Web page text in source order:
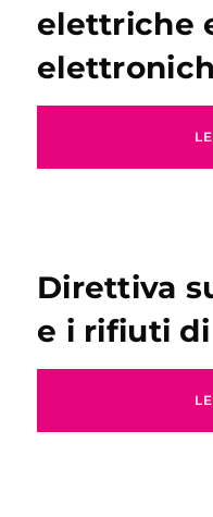
elettriche
Direttiva
e i rifiuti